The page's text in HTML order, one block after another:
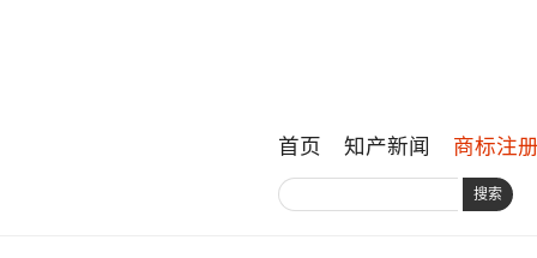
首页 知产新闻 商标注
搜索